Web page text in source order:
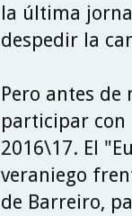
la última
despedir la
Pero antes
participar con
2016\17. El
veraniego
de Barreiro,